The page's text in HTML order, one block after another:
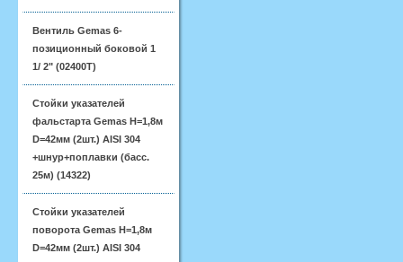
Вентиль Gemas 6-
позиционный боковой 1
1/ 2" (02400T)
Стойки указателей
фальстарта Gemas H=1,8м
D=42мм (2шт.) AISI 304
+шнур+поплавки (басс.
25м) (14322)
Стойки указателей
поворота Gemas H=1,8м
D=42мм (2шт.) AISI 304